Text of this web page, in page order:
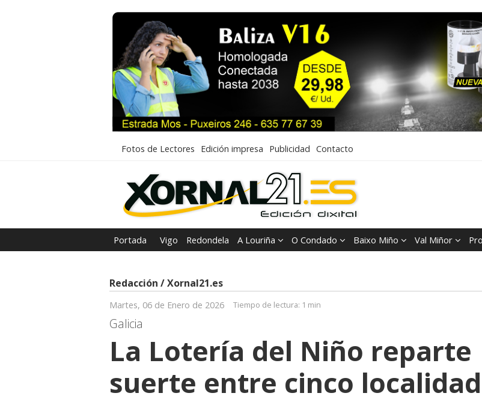
Fotos de Lectores Edición impresa Publicidad Contacto
Portada Vigo Redondela A Louriña O Condado Baixo Miño Val Miñor
Redacción / Xornal21.es
Martes, 06 de Enero de 2026 Tiempo de lectura: 1 min
Galicia
La Lotería del Niño reparte
suerte entre cinco